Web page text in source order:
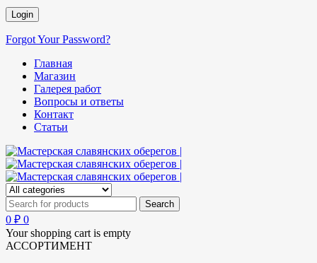
Forgot Your Password?
Главная
Магазин
Галерея работ
Вопросы и ответы
Контакт
Статьи
0 ₽ 0
Your shopping cart is empty
АССОРТИМЕНТ